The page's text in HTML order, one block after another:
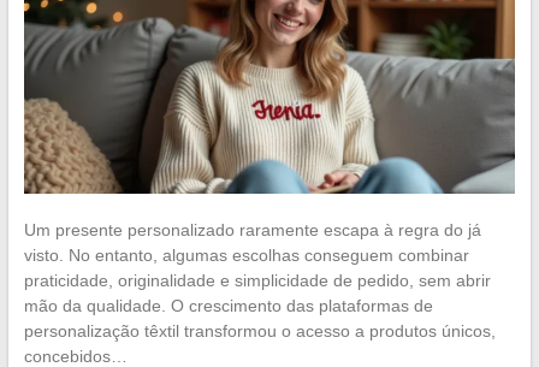
Um presente personalizado raramente escapa à regra do já
visto. No entanto, algumas escolhas conseguem combinar
praticidade, originalidade e simplicidade de pedido, sem abrir
mão da qualidade. O crescimento das plataformas de
personalização têxtil transformou o acesso a produtos únicos,
concebidos…